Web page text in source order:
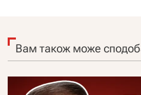
Вам також може